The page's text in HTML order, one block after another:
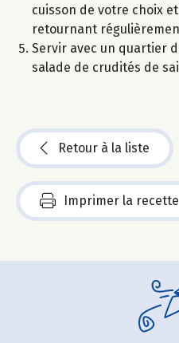
cuisson de votre choix
retournant
Servir avec un quartier
salade de crudités de
Retour à la liste
Imprimer la recette